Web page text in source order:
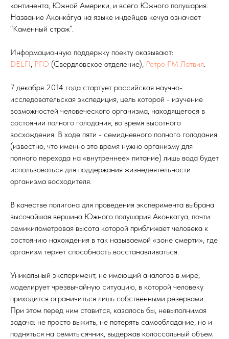
континента, Южной Америки, и всего Южного полушария.
Название Аконка́гуа на языке индейцев кечуа означает
“Каменный страж”.
Информационную поддержку поекту оказывают:
DELFI, РГО (Свердловское отделение), Ретро FM Латвия.
7 декабря 2014 года стартует российская научно-
исследовательская экспедиция, цель которой - изучение
возможностей человеческого организма, находящегося в
состоянии полного голодания, во время высотного
восхождения. В ходе пяти - семидневного полного голодания
(известно, что именно это время нужно организму для
полного перехода на «внутреннее» питание) лишь вода будет
использоваться для поддержания жизнедеятельности
организма восходителя.
В качестве полигона для проведения эксперимента выбрана
высочайшая вершина Южного полушария Аконкагуа, почти
семикилометровая высота которой приближает человека к
состоянию нахождения в так называемой «зоне смерти», где
организм теряет способность восстанавливаться.
Уникальный эксперимент, не имеющий аналогов в мире,
моделирует чрезвычайную ситуацию, в которой человеку
приходится ограничиться лишь собственными резервами.
При этом перед ним ставится, казалось бы, невыполнимая
задача: не просто выжить, не потерять самообладание, но и
подняться на семитысячник, выдержав колоссальный объем